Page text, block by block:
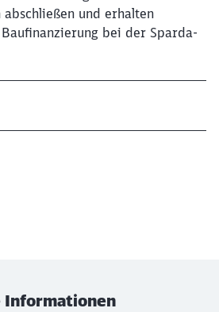
und erhalten
bei der Sparda-
Schließen
zu